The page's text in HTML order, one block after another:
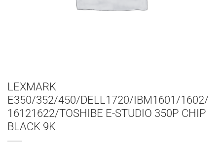
LEXMARK
E350/352/450/DELL1720/IBM1601/1602/
16121622/TOSHIBE E-STUDIO 350P CHIP
BLACK 9K